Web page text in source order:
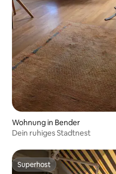
Wohnung in Bender
Dein ruhiges Stadtnest
Superhost
Superhost